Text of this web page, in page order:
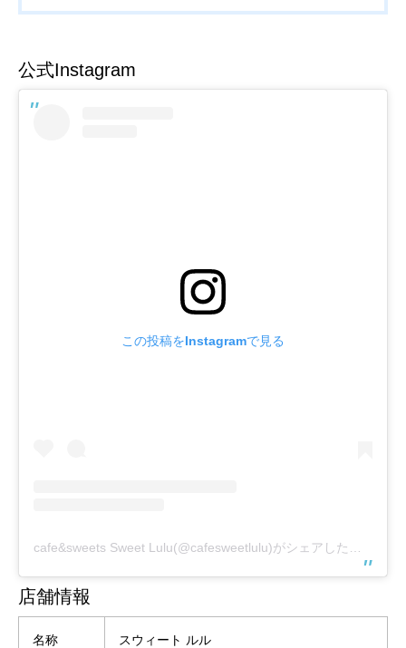
公式Instagram
この投稿をInstagramで見る
店舗情報
名称 スウィート ルル